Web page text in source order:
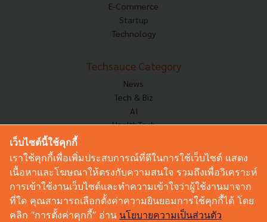
E-Commerce
Startup
Technology
Techsauce Category
News
Tech & Biz
AI
HealthTech
Corp Innov
Saucy Thoughts
Based On
Sustainable
Videos
เว็บไซต์นี้ใช้คุกกี้
เราใช้คุกกี้เพื่อเพิ่มประสบการณ์ที่ดีในการใช้เว็บไซต์ แสดง
เนื้อหาและโฆษณาให้ตรงกับความสนใจ รวมถึงเพื่อวิเคราะห์
การเข้าใช้งานเว็บไซต์และทำความเข้าใจว่าผู้ใช้งานมาจาก
ที่ใด คุณสามารถเลือกตั้งค่าความยินยอมการใช้คุกกี้ได้ โดย
คลิก “การตั้งค่าคุกกี้” อ่าน นโยบายความเป็นส่วนตัว